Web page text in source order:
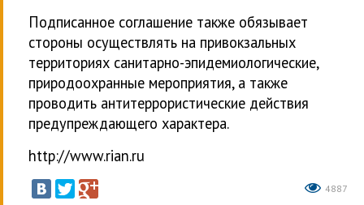
Подписанное соглашение также обязывает
стороны осуществлять на привокзальных
территориях санитарно-эпидемиологические,
природоохранные мероприятия, а также
проводить антитеррористические действия
предупреждающего характера.
http://www.rian.ru
4887